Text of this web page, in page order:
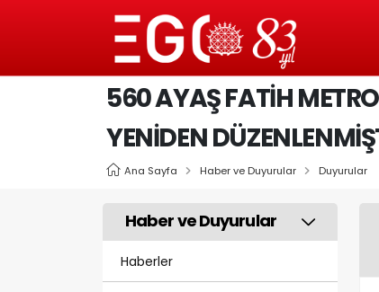
560 AYAŞ FATIH
YENIDEN
Ana Sayfa Haber ve Duyurular Duyurular
Haber ve Duyurular
Haberler